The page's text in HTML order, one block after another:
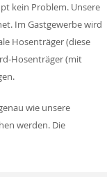
kein Problem. Unsere
Im Gastgewerbe wird
Hosenträger (diese
Hosenträger (mit
wie unsere
werden. Die